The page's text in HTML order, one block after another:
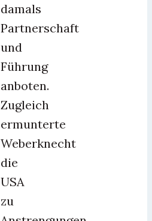
damals
Partnerschaft
und
Führung
anboten.
Zugleich
ermunterte
Weberknecht
die
USA
zu